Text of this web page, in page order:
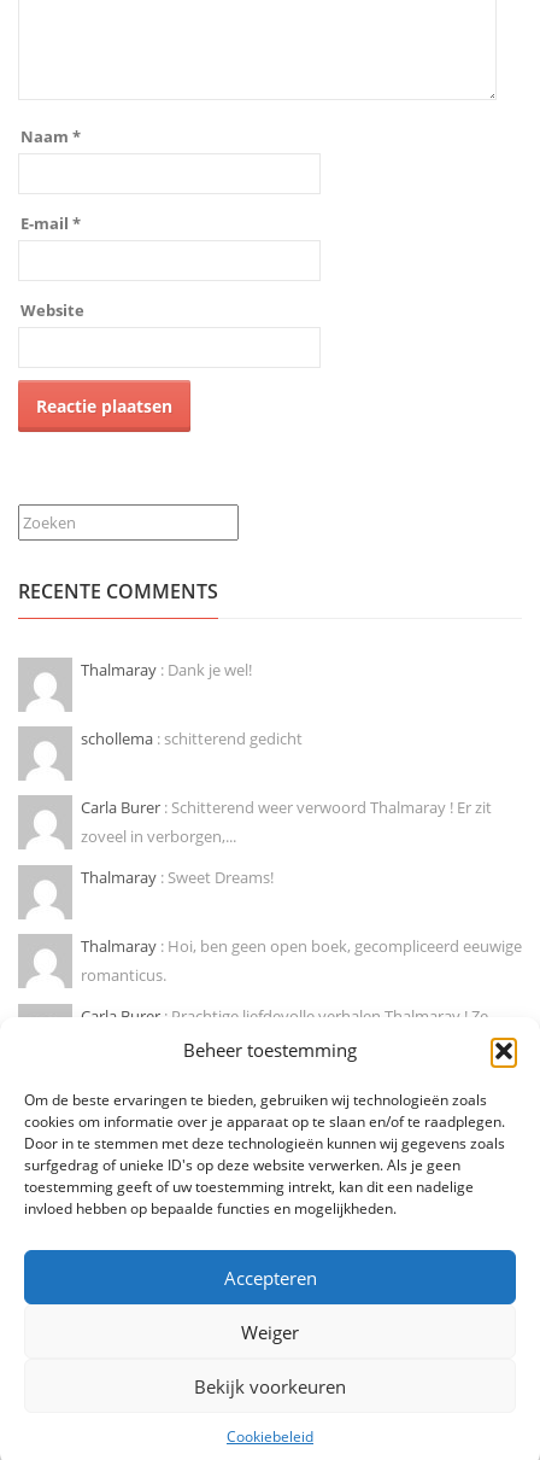
Beheer toestemming
Om de beste ervaringen te bieden, gebruiken wij technologieën zoals
cookies om informatie over je apparaat op te slaan en/of te raadplegen.
Door in te stemmen met deze technologieën kunnen wij gegevens zoals
surfgedrag of unieke ID's op deze website verwerken. Als je geen
toestemming geeft of uw toestemming intrekt, kan dit een nadelige
invloed hebben op bepaalde functies en mogelijkheden.
Accepteren
Weiger
Bekijk voorkeuren
Cookiebeleid
Naam *
E-mail *
Website
Zoeken
RECENTE COMMENTS
Thalmaray : Dank je wel!
schollema : schitterend gedicht
Carla Burer : Schitterend weer verwoord Thalmaray ! Er zit
zoveel in verborgen,...
Thalmaray : Sweet Dreams!
Thalmaray : Hoi, ben geen open boek, gecompliceerd eeuwige
romanticus.
Carla Burer : Prachtige liefdevolle verhalen Thalmaray ! Ze
doen mij wegdromen naar...
Diederik Den Dooven: Dit soort van eenzaamheid herken ik
als deel van mezelf!...